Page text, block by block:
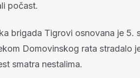
počast.
brigada Tigrovi osnovana je 5.
Domovinskog rata stradalo
smatra nestalima.